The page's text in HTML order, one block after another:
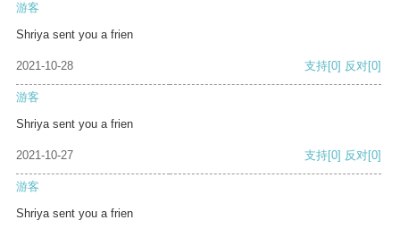
游客
Shriya sent you a frien
2021-10-28 支持[0] 反对[0]
游客
Shriya sent you a frien
2021-10-27 支持[0] 反对[0]
游客
Shriya sent you a frien